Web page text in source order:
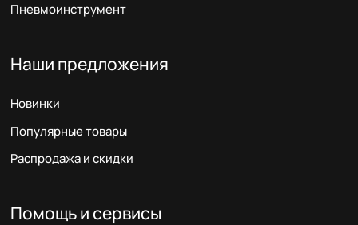
Пневмоинструмент
Наши предложения
Новинки
Популярные товары
Распродажа и скидки
Помощь и сервисы